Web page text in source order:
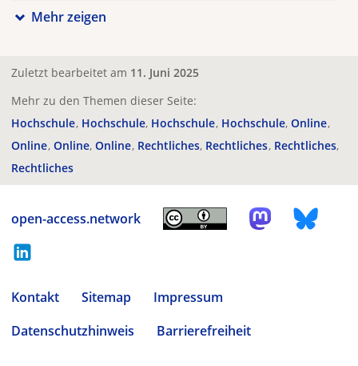
Mehr zeigen
Zuletzt bearbeitet am 11. Juni 2025
Mehr zu den Themen dieser Seite:
Hochschule Hochschule Hochschule Hochschule Online
Online Online Online Rechtliches Rechtliches Rechtliches
Rechtliches
open-access.network
Kontakt Sitemap
Impressum
Datenschutzhinweis
Barrierefreiheit